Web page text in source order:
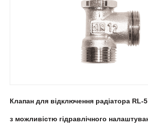
Клапан для відключення радіатора RL-5
з можливістю гідравлічного